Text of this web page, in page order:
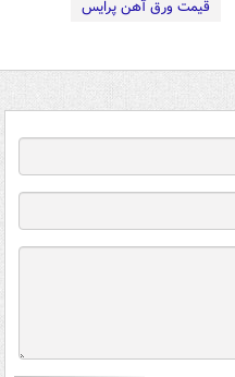
قیمت ورق آهن پرایس